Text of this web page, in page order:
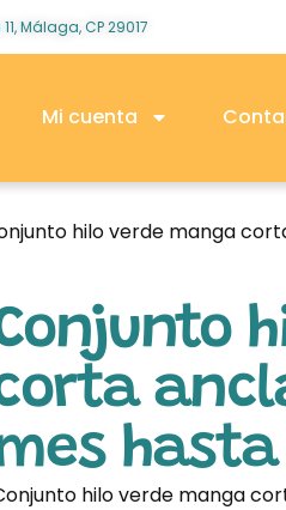
Málaga, CP 29017
Mi cuenta
hilo verde manga
hilo verde manga